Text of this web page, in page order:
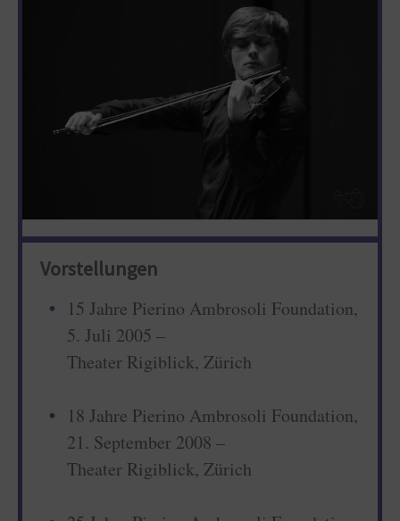
Vorstellungen
15 Jahre Pierino Ambrosoli Foundation,
5. Juli 2005 –
Theater Rigiblick, Zürich
18 Jahre Pierino Ambrosoli Foundation,
21. September 2008 –
Theater Rigiblick, Zürich